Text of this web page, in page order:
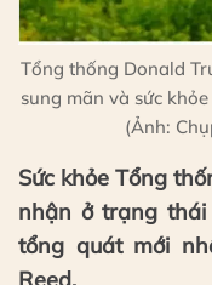
Tổng thống Donald
sung mãn và sức
(Ảnh:
Sức khỏe Tổng
nhận ở trạng
tổng quát mới